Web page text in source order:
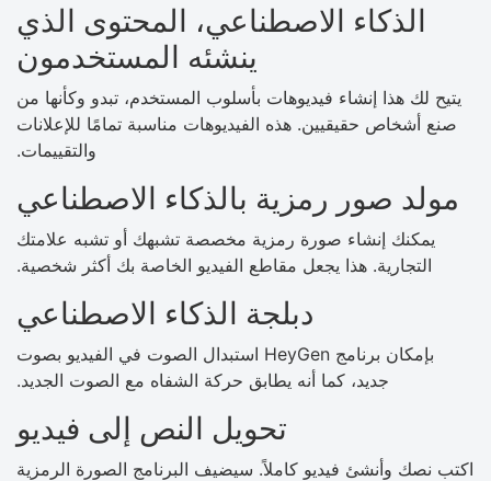
الذكاء الاصطناعي، المحتوى الذي
ينشئه المستخدمون
يتيح لك هذا إنشاء فيديوهات بأسلوب المستخدم، تبدو وكأنها من
صنع أشخاص حقيقيين. هذه الفيديوهات مناسبة تمامًا للإعلانات
والتقييمات.
مولد صور رمزية بالذكاء الاصطناعي
يمكنك إنشاء صورة رمزية مخصصة تشبهك أو تشبه علامتك
التجارية. هذا يجعل مقاطع الفيديو الخاصة بك أكثر شخصية.
دبلجة الذكاء الاصطناعي
بإمكان برنامج HeyGen استبدال الصوت في الفيديو بصوت
جديد، كما أنه يطابق حركة الشفاه مع الصوت الجديد.
تحويل النص إلى فيديو
اكتب نصك وأنشئ فيديو كاملاً. سيضيف البرنامج الصورة الرمزية